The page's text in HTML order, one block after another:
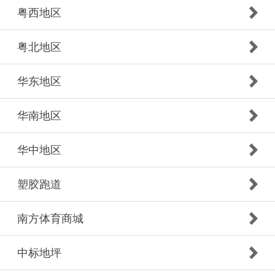
粤西地区
粤北地区
华东地区
华南地区
华中地区
塑胶跑道
南方体育商城
中标地坪